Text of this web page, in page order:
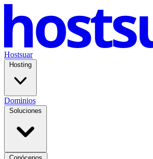
Hostsuar
Hosting
Dominios
Soluciones